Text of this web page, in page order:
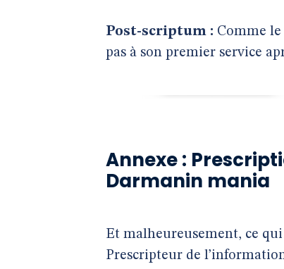
Post-scriptum : Comme
pas à son premier service
Annexe :
Darmanin mania
Et malheureusement, ce
Prescripteur de